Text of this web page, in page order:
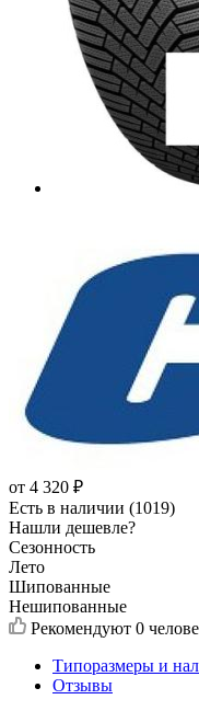
от 4 320 ₽
Есть в наличии (1019)
Нашли дешевле?
Сезонность
Лето
Шипованные
Нешипованные
Рекомендуют 0
Типоразмеры и
Отзывы